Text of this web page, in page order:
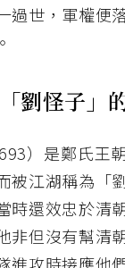
過世，軍權便
劉怪子」
）是鄭氏王
被江湖稱為「
時還效忠於清
非但沒有幫清